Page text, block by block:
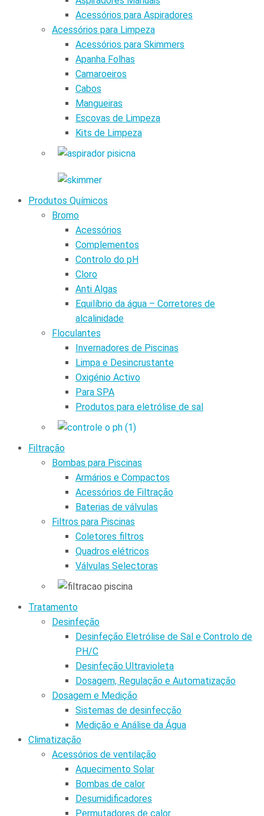
Acessórios para Aspiradores
Acessórios para Limpeza
Acessórios para Skimmers
Apanha Folhas
Camaroeiros
Cabos
Mangueiras
Escovas de Limpeza
Kits de Limpeza
Produtos Químicos
Bromo
Acessórios
Complementos
Controlo do pH
Cloro
Anti Algas
Equilíbrio da água – Corretores de
alcalinidade
Floculantes
Invernadores de Piscinas
Limpa e Desincrustante
Oxigénio Activo
Para SPA
Produtos para eletrólise de sal
Filtração
Bombas para Piscinas
Armários e Compactos
Acessórios de Filtração
Baterias de válvulas
Filtros para Piscinas
Coletores filtros
Quadros elétricos
Válvulas Selectoras
Tratamento
Desinfeção
Desinfeção Eletrólise de Sal e Controlo de
PH/C
Desinfeção Ultravioleta
Dosagem, Regulação e Automatização
Dosagem e Medição
Sistemas de desinfecção
Medição e Análise da Água
Climatização
Acessórios de ventilação
Aquecimento Solar
Bombas de calor
Desumidificadores
Permutadores de calor